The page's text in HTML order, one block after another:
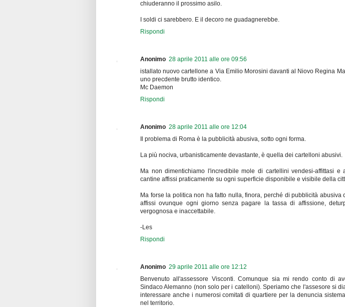
chiuderanno il prossimo asilo.
I soldi ci sarebbero. E il decoro ne guadagnerebbe.
Rispondi
Anonimo 28 aprile 2011 alle ore 09:56
istallato nuovo cartellone a Via Emilio Morosini davanti al Niovo Regina
uno precdente brutto identico.
Mc Daemon
Rispondi
Anonimo 28 aprile 2011 alle ore 12:04
Il problema di Roma è la pubblicità abusiva, sotto ogni forma.
La più nociva, urbanisticamente devastante, è quella dei cartelloni abusivi.
Ma non dimentichiamo l'incredibile mole di cartellini vendesi-affittasi e
cantine affissi praticamente su ogni superficie disponibile e visibile della
Ma forse la politica non ha fatto nulla, finora, perché di pubblicità abusiva
affissi ovunque ogni giorno senza pagare la tassa di affissione,
vergognosa e inaccettabile.
-Les
Rispondi
Anonimo 29 aprile 2011 alle ore 12:12
Benvenuto all'assessore Visconti. Comunque sia mi rendo conto di
Sindaco Alemanno (non solo per i catelloni). Speriamo che l'assesore si
interessare anche i numerosi comitati di quartiere per la denuncia
nel territorio.